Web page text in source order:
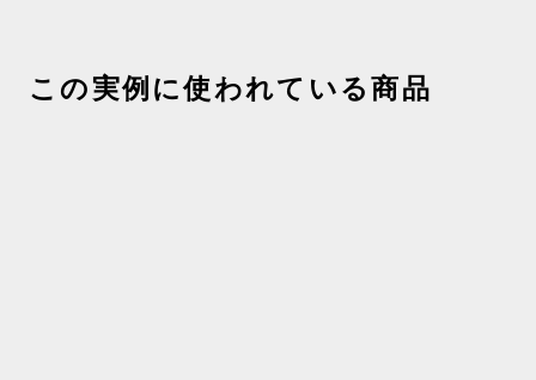
この実例に使われている商品